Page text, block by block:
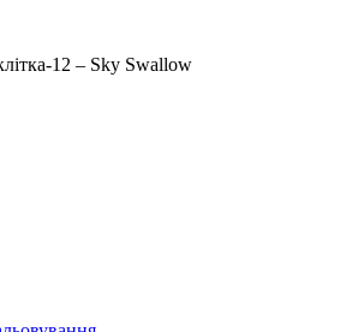
12 – Sky Swallow